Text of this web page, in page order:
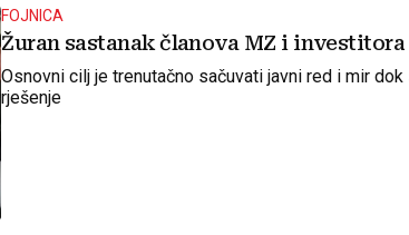
FOJNICA
Žuran sastanak članova MZ i investitora
Osnovni cilj je trenutačno sačuvati javni red i mir
rješenje